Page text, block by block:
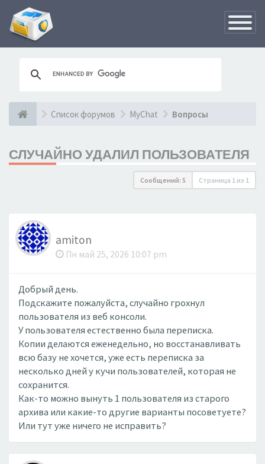
Список форумов MyChat Вопросы
СЛУЧАЙНО УДАЛИЛ ПОЛЬЗОВАТЕЛЯ
Сообщений: 5 Страница 1 из 1
amiton
Пн май 25, 2026 10:07 pm
Добрый день.
Подскажите пожалуйста, случайно грохнул
пользователя из веб консоли.
У пользователя естественно была переписка.
Копии делаются еженедельно, но восстанавливать
всю базу не хочется, уже есть переписка за
несколько дней у кучи пользователей, которая не
сохранится.
Как-то можно вынуть 1 пользователя из старого
архива или какие-то другие варианты посоветуете?
Или тут уже ничего не исправить?